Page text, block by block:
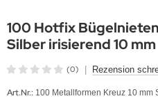
100 Hotfix
Silber irisierend 10 mm
(0) Rezension
Art.Nr.: 100 Metallformen Kreuz 10 mm